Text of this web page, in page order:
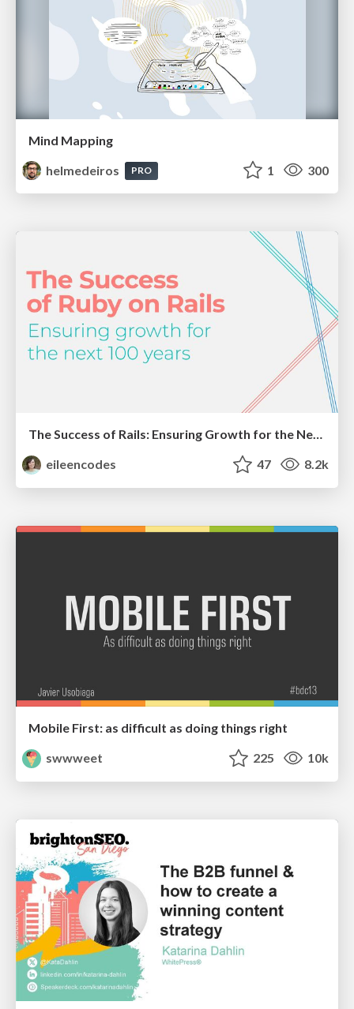
Mind Mapping
helmedeiros
PRO 1 300
The Success of Rails: Ensuring Growth for the Next 100 Years
eileencodes
47 8.2k
Mobile First: as difficult as doing things right
swwweet
225 10k